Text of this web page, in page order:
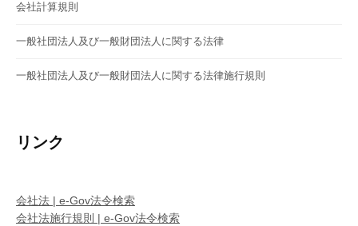
会社計算規則
一般社団法人及び一般財団法人に関する法律
一般社団法人及び一般財団法人に関する法律施行規則
リンク
会社法 | e-Gov法令検索
会社法施行規則 | e-Gov法令検索